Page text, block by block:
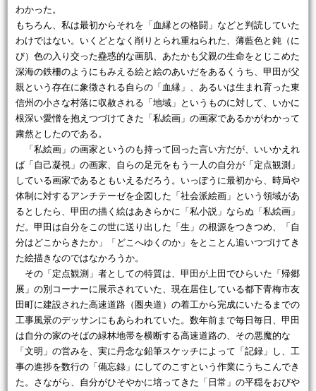
わかった。
もちろん、私は最初からそれを「血縁との格闘」などと判読していた
わけではない。いくどとなく削りとられ重ねられた、薄藍色と鈍（に
び）色の入り交った蠱惑的な画肌、あたかも父親の生命をとじこめた
深海の鉄柵のようにもみえる絵と絵のあいだをあるくうち、甲田が父
親という存在に象徴される自らの「血縁」、あるいは生まれ育った東
信州の小さな村落に収赦される「地域」というものに対して、いかに
根深い愛憎を抱えつづけてきた「私絵画」の画家であるかがわかって
粛然としたのである。
「私絵画」の画家というのも持って回った言い方だが、いいかえれ
ば「自己凝視」の画家、自らの足元をもう一人の自分が「定点観測」
している画家であるともいえるだろう。いっぽうに最初から、時局や
体制に対するアンチテーゼを企図した「社会派絵画」という領域があ
るとしたら、甲田の描く絵はあきらかに「私小説」ならぬ「私絵画」
だ。甲田は自分をこの世に送り出した「生」の根源をつきつめ、「自
分はどこからきたか」「どこへゆくのか」をとことん追いつづけてき
た絵描きなのではなかろうか。
その「定点観測」者としての特質は、甲田が上田でひらいた「帰郷
展」の別コーナーに展示されていた、現在居住している都下青梅市友
田町に建設された高速道路（圏央道）の着工から完成にいたるまでの
工事風景のデッサンにもあらわれていた。数年前まで毎日毎日、甲田
は自分の家のそばの緑林地帯を横断する高速道路の、その悪魔的な
「文明」の営みを、実に丹念な鉛筆スケッチによって「記録」し、工
事の進捗を数行の「備忘録」にしてのこすという作業にうちこんでき
た。さながら、自分がひそやかに培ってきた「日常」の平穏をおびや